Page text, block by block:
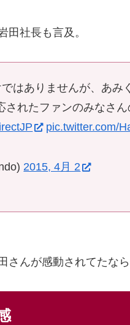
田社長も言及。
はありませんが、あみ
されたファンのみなさ
pic.twitter.com/
2015, 4月 2
さんが感動されてたな